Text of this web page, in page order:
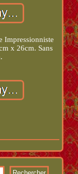
Impressionniste
x 26cm. Sans